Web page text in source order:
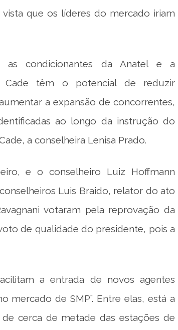
que os líderes do mercado iriam
as condicionantes da Anatel e a
Cade têm o potencial de reduzir
a expansão de concorrentes,
ao longo da instrução do
a conselheira Lenisa Prado.
e o conselheiro Luiz Hoffmann
Luis Braido, relator do ato
votaram pela reprovação da
de qualidade do presidente, pois a
a entrada de novos agentes
mercado de SMP”. Entre elas, está a
cerca de metade das estações de